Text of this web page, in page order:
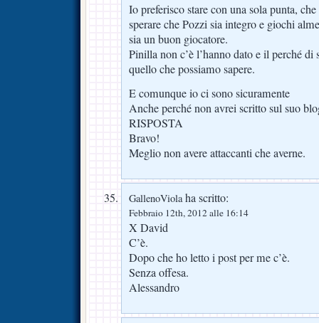
Io preferisco stare con una sola punta,
sperare che Pozzi sia integro e giochi
sia un buon giocatore.
Pinilla non c’è l’hanno dato e il perché di
quello che possiamo sapere.
E comunque io ci sono sicuramente
Anche perché non avrei scritto sul suo
RISPOSTA
Bravo!
Meglio non avere attaccanti che averne.
GallenoViolaha scritto:
Febbraio 12th, 2012 alle 16:14
X David
C’è.
Dopo che ho letto i post per me c’è.
Senza offesa.
Alessandro